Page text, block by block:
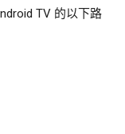
TV 的以下路